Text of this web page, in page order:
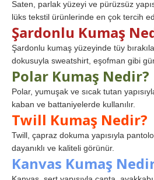
Saten, parlak yüzeyi ve pürüzsüz
lüks tekstil ürünlerinde en çok tercih
Şardonlu Kumaş
Şardonlu kumaş yüzeyinde tüy
dokusuyla sweatshirt, eşofman gibi
Polar Kumaş Nedir?
Polar, yumuşak ve sıcak tutan
kaban ve battaniyelerde kullanılır.
Twill Kumaş Nedir?
Twill, çapraz dokuma yapısıyla
dayanıklı ve kaliteli görünür.
Kanvas Kumaş